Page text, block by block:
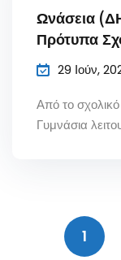
Ωνάσεια
Πρότυπα
29 Ιούν,
Από το
Γυμνάσια
1